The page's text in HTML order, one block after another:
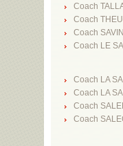
Coach
Coach
Coach
Coach LE
Coach LA
Coach LA
Coach
Coach